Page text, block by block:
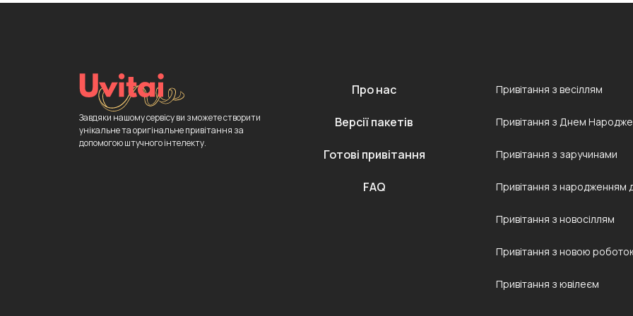
Завдяки нашому сервісу ви зможете створити
унікальне та оригінальне привітання за
допомогою штучного інтелекту.
Про нас
Версії пакетів
Готові привітання
FAQ
Привітання з весіллям
Привітання з Днем
Привітання з заручинами
Привітання з народженням
Привітання з новосіллям
Привітання з новою
Привітання з ювілеєм